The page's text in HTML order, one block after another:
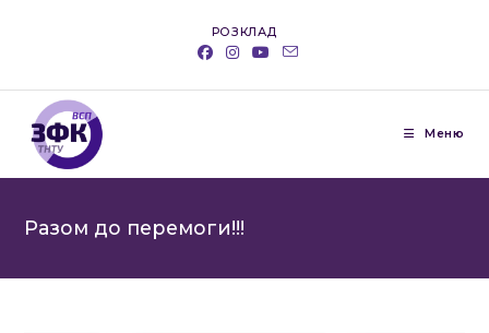
РОЗКЛАД
Меню
Разом до перемоги!!!